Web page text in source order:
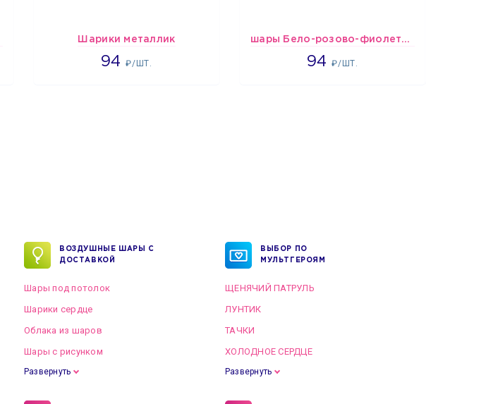
Шарики металлик
94₽/ШТ.
1697 шары Бело-розово-фиолетово-бордово-золотые металлик
94₽/ШТ.
1697
ВОЗДУШНЫЕ ШАРЫ С
ДОСТАВКОЙ
Шары под потолок
Шарики сердце
Облака из шаров
Шары с рисунком
Развернуть
ВЫБОР ПО
МУЛЬТГЕРОЯМ
ЩЕНЯЧИЙ ПАТРУЛЬ
ЛУНТИК
ТАЧКИ
ХОЛОДНОЕ СЕРДЦЕ
Развернуть